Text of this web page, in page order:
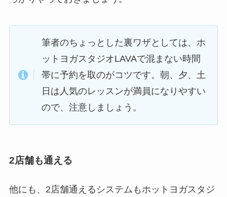
筆者のちょっとした裏ワザとしては、ホ
ットヨガスタジオLAVAで混まない時間
帯に予約を取のがコツです。朝、夕、土
日は人気のレッスンが満員になりやすい
ので、注意しましょう。
2店舗も通える
他にも、2店舗通えるシステムもホットヨガスタジ